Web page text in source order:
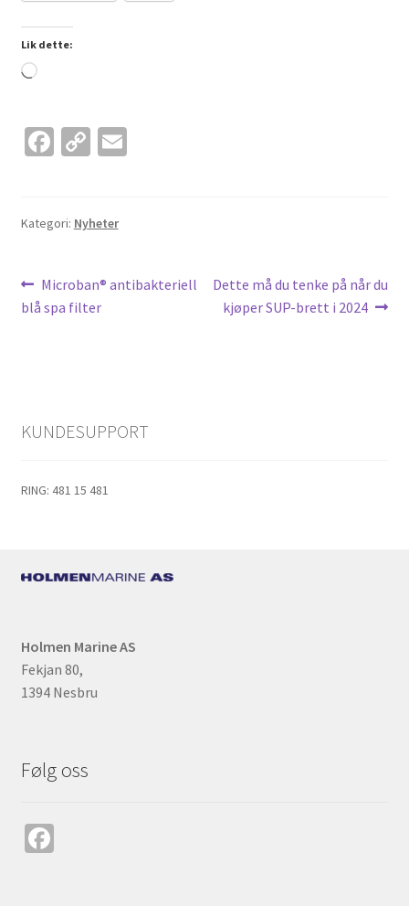
Lik dette:
Laster
Fa
o
k
C
y
n
k
Kategori: Nyheter
Innleggsnavigasjon
Forrige
innlegg:
Microban® antibakteriell
blå spa filter
Neste
innlegg:
Dette må du tenke på når du
kjøper SUP-brett i 2024
KUNDESUPPORT
RING: 481 15 481
Holmen Marine AS
Fekjan 80,
1394 Nesbru
Følg oss
Fa